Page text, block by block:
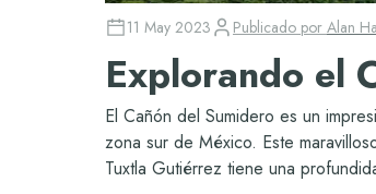
11 May 2023 Publicado por Alan
Explorando el
El Cañón del Sumidero es un
zona sur de México. Este
Tuxtla Gutiérrez tiene una